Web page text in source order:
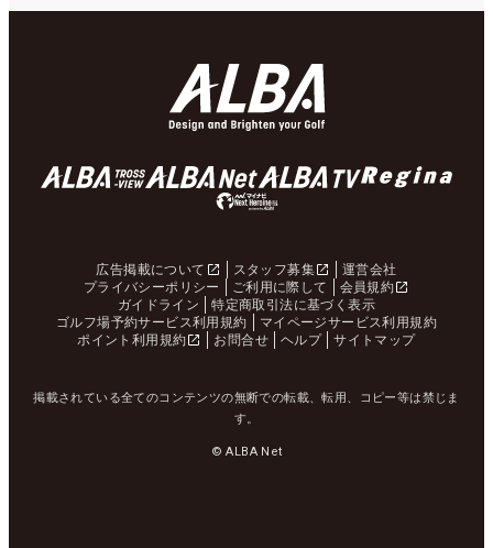
広告掲載について スタッフ募集
運営会社
プライバシーポリシー
ご利用に際して
会員規約
ガイドライン
特定商取引法に基づく表示
ゴルフ場予約サービス利用規約
マイページサービス利用規約
ポイント利用規約
お問合せ ヘルプ サイトマップ
掲載されている全てのコンテンツの無断での転載、転用、コピー等は禁じま
す。
© ALBA Net